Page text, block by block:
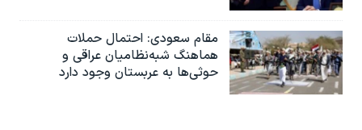
مقام سعودی: احتمال حملات
هماهنگ شبه‌نظامیان عراقی و
حوثی‌ها به عربستان وجود دارد